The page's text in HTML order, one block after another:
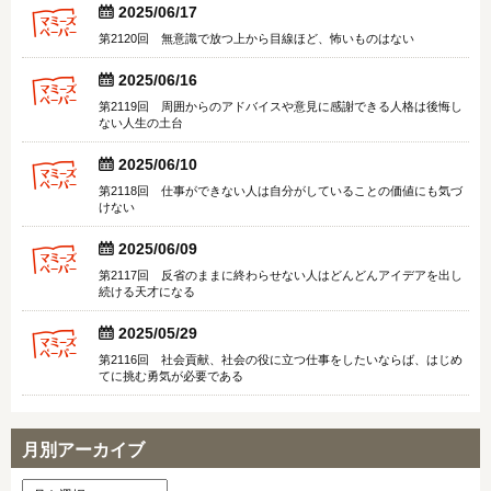
  2025/06/17
第2120回 無意識で放つ上から目線ほど、怖いものはない
  2025/06/16
第2119回 周囲からのアドバイスや意見に感謝できる人格は後悔し
ない人生の土台
  2025/06/10
第2118回 仕事ができない人は自分がしていることの価値にも気づ
けない
  2025/06/09
第2117回 反省のままに終わらせない人はどんどんアイデアを出し
続ける天才になる
  2025/05/29
第2116回 社会貢献、社会の役に立つ仕事をしたいならば、はじめ
てに挑む勇気が必要である
月別アーカイブ